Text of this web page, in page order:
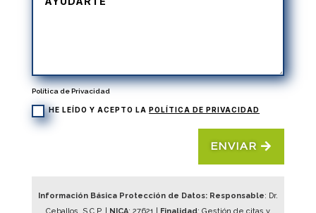
Política de Privacidad
HE LEÍDO Y ACEPTO LA POLÍTICA DE PRIVACIDAD
ENVIAR
Información Básica Protección de Datos: Responsable: Dr.